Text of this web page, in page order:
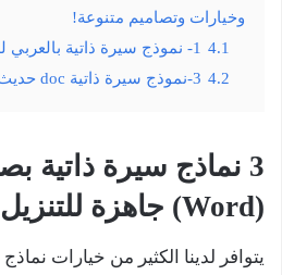
وخيارات وتصاميم متنوعة!
4.1 1- نموذج سيرة ذاتية بالعربي للتوظيف في شركة
4.2 3-نموذج سيرة ذاتية doc حديث 2022
3 نماذج سيرة ذاتية
(Word) جاهزة للتنزيل مجانا
يتوافر لدينا الكثير من خيارات